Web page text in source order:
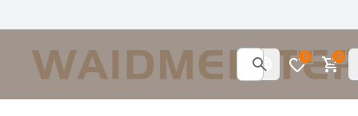
0 0